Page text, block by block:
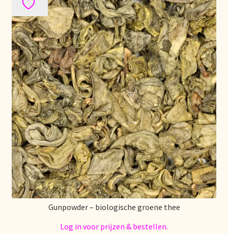
Gunpowder – biologische groene thee
Log in voor prijzen & bestellen.